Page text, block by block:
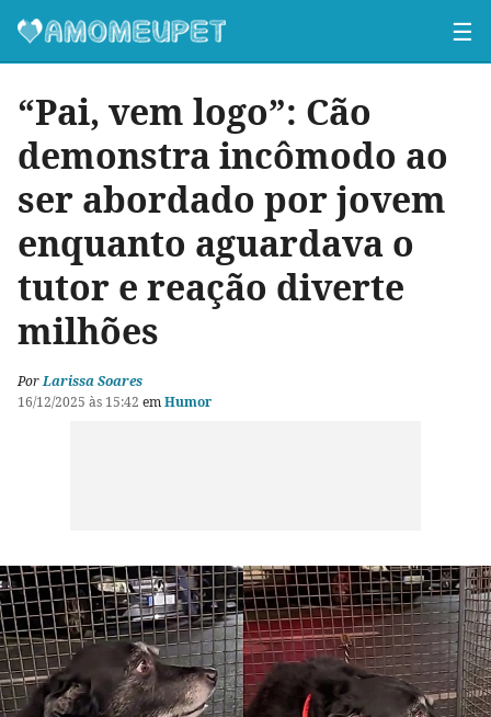
☰
“Pai, vem logo”: Cão
demonstra incômodo ao
ser abordado por jovem
enquanto aguardava o
tutor e reação diverte
milhões
PorLarissa Soares
16/12/2025 às 15:42 emHumor